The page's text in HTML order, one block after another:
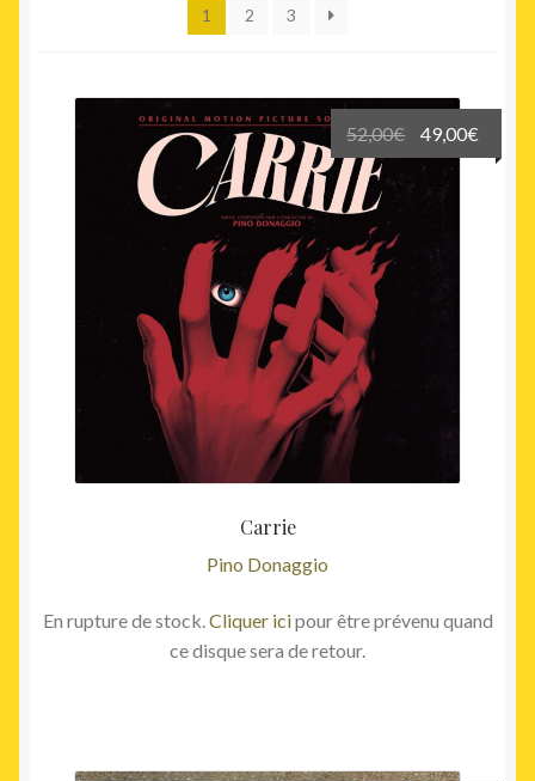
récent
ancien
1 2 3
Carrie
Pino Donaggio
52,00€
Le
prix
initial
52,00€.
49,00€
prix
En rupture de stock.Cliquer icipour être prévenu quand
ce disque sera de retour.